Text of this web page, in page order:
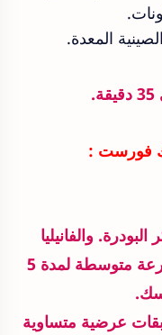
المعدة.
فورست :
والفانيليا
بواسطة مضرب كهربائي على سرعة متوسطة لمدة 5
عرضية متساوية